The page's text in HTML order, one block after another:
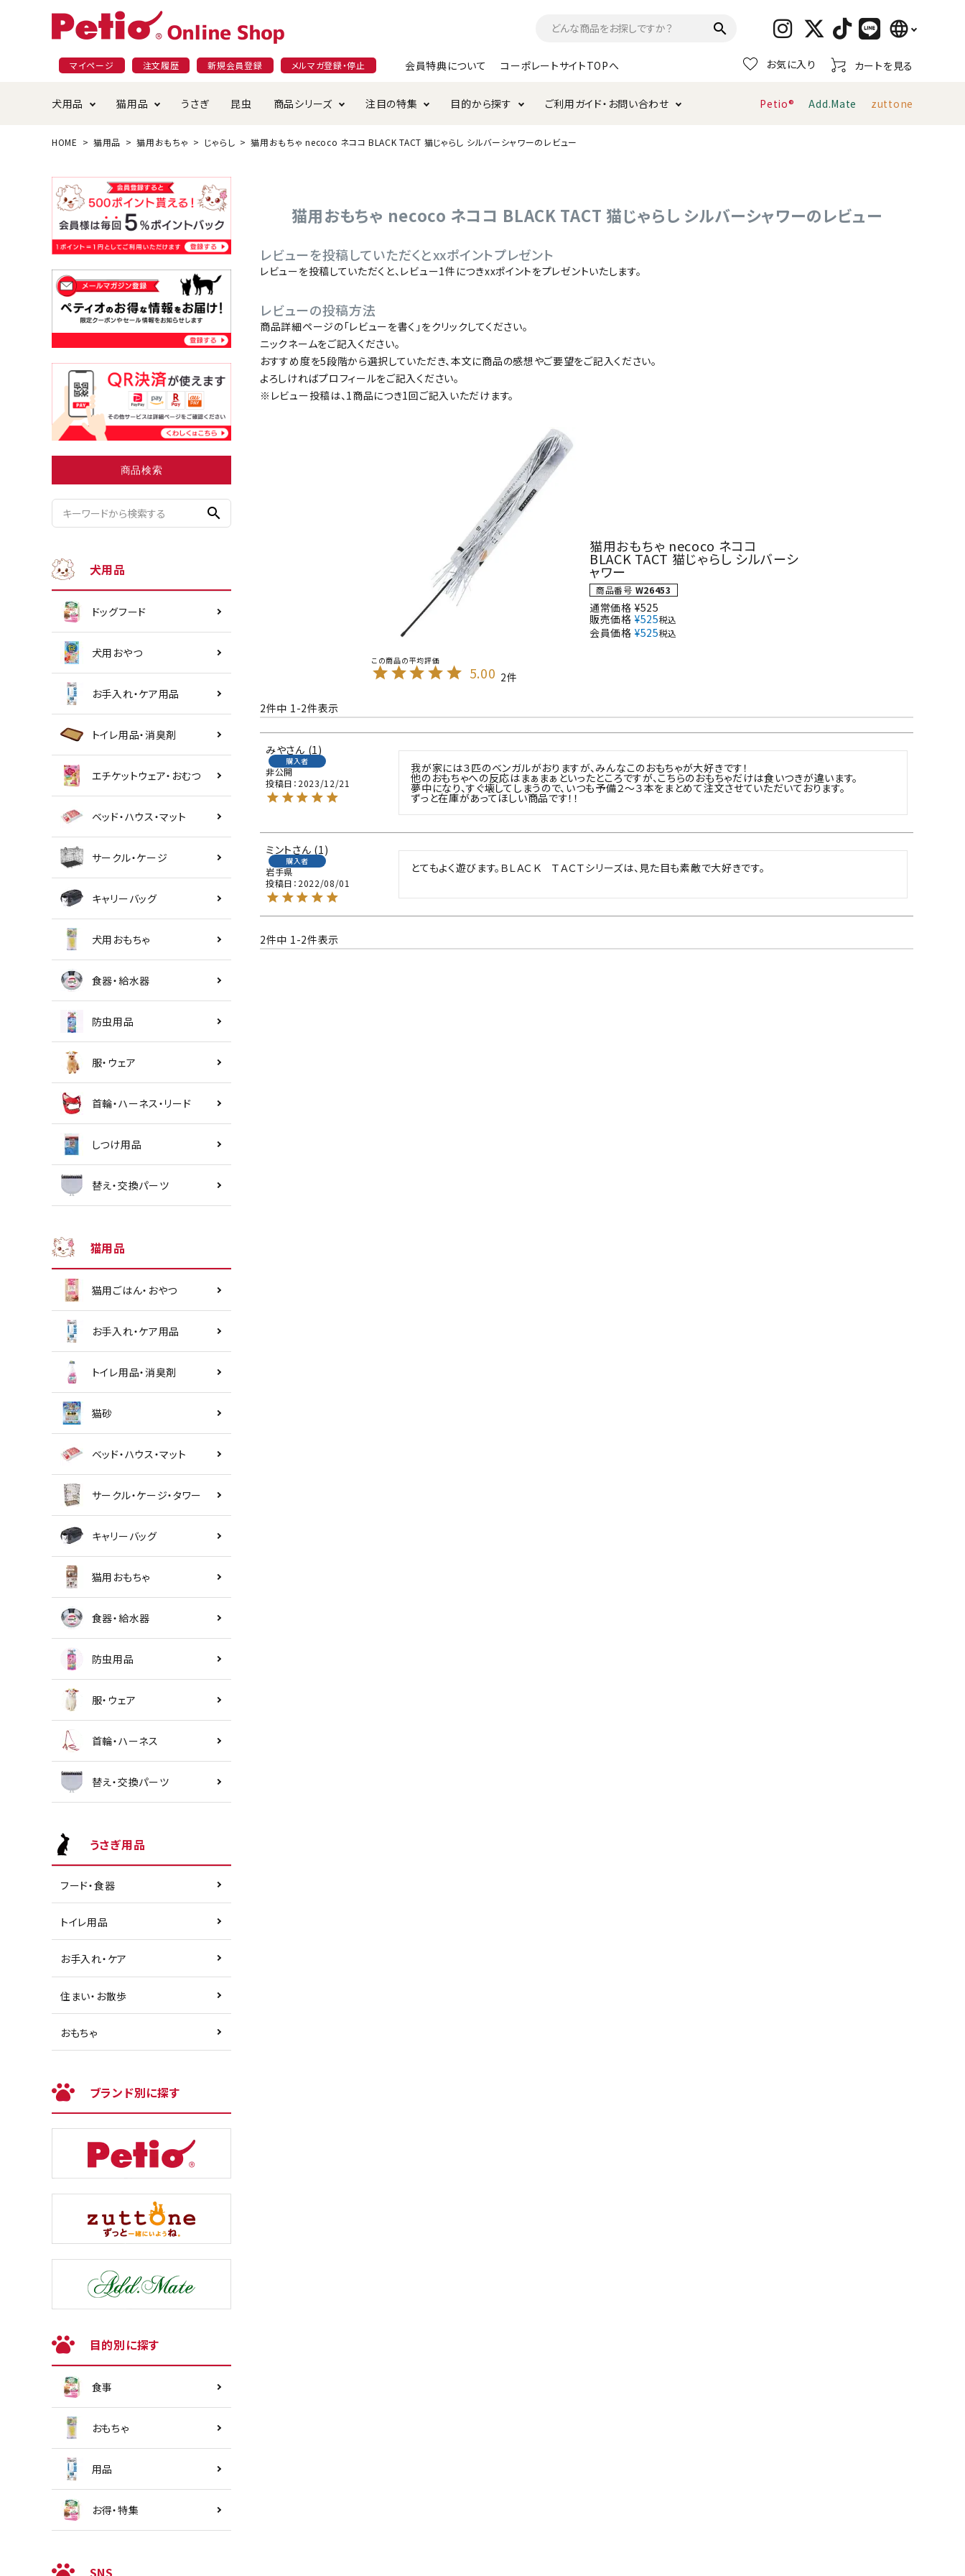
search language
日本語
English
マイページ 注文履歴 新規会員登録 メルマガ登録・停止 会員特典について コーポレートサイトTOPへ お気に入り カートを見る
犬用品
ペットシーツ
おもちゃ
首輪・ハーネス・リード
猫用品
ベッド・ハウス・マット
食器・給水器
替え・交換パーツ
うさぎ 昆虫 商品シリーズ 注目の特集 目的から探す
国産フード&おやつ特集
じゃらして遊ぶ 引っ張って遊ぶ 投げて遊ぶ
アパレル またたび・元気草 夜のお散歩
小型犬にオススメ ダイエット中にオススメ まとめ買いでオトク！！
ご利用ガイド・お問い合わせ
返品・交換について
Petio® Add.Mate zuttone
HOME 猫用品 猫用おもちゃ じゃらし 猫用おもちゃ necoco ネココ BLACK TACT 猫じゃらし シルバーシャワーのレビュー
商品検索
search
犬用品
ドッグフード
犬用おやつ
お手入れ・ケア用品
トイレ用品・消臭剤
エチケットウェア・おむつ
ベッド・ハウス・マット
サークル・ケージ
キャリーバッグ
犬用おもちゃ
食器・給水器
防虫用品
服・ウェア
首輪・ハーネス・リード
しつけ用品
替え・交換パーツ
猫用品
猫用ごはん・おやつ
お手入れ・ケア用品
トイレ用品・消臭剤
猫砂
ベッド・ハウス・マット
サークル・ケージ・タワー
キャリーバッグ
猫用おもちゃ
食器・給水器
防虫用品
服・ウェア
首輪・ハーネス
替え・交換パーツ
うさぎ用品
フード・食器
トイレ用品
お手入れ・ケア
住まい・お散歩
おもちゃ
ブランド別に探す
目的別に探す
食事
おもちゃ
用品
お得・特集
SNS
猫用おもちゃ necoco ネココ BLACK TACT 猫じゃらし シルバーシャワーのレビュー
レビューを投稿していただくとxxポイントプレゼント
レビューを投稿していただくと、レビュー1件につきxxポイントをプレゼントいたします。
レビューの投稿方法
商品詳細ページの「レビューを書く」をクリックしてください。
ニックネームをご記入ください。
おすすめ度を5段階から選択していただき、本文に商品の感想やご要望をご記入ください。
よろしければプロフィールをご記入ください。
※レビュー投稿は、1商品につき1回ご記入いただけます。
猫用おもちゃ necoco ネココ
BLACK TACT 猫じゃらし シルバーシ
ャワー
商品番号 W26453
通常価格 ¥525
販売価格 ¥525税込
会員価格 ¥525税込
5.00 2
2件中 1 -2件表示
みや 1
購入者
非公開
投稿日 2023/12/21
我が家には３匹のベンガルがおりますが、みんなこのおもちゃが大好きです！
他のおもちゃへの反応はまぁまぁといったところですが、こちらのおもちゃだけは食いつきが違います。
夢中になり、すぐ壊してしまうので、いつも予備２～３本をまとめて注文させていただいております。
ミント 1
購入者
岩手県
投稿日 2022/08/01
とてもよく遊びます。ＢＬＡＣＫ　ＴＡＣＴシリーズは、見た目も素敵で大好きです。
2件中 1 -2件表示